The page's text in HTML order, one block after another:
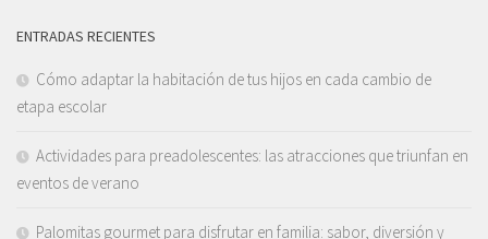
ENTRADAS RECIENTES
Cómo adaptar la habitación de tus hijos en cada cambio de
etapa escolar
Actividades para preadolescentes: las atracciones que triunfan en
eventos de verano
Palomitas gourmet para disfrutar en familia: sabor, diversión y